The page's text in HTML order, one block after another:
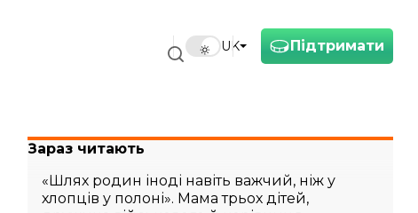
Підтримати
UK
Зараз читають
«Шлях родин іноді навіть важчий, ніж у
хлопців у полоні». Мама трьох дітей,